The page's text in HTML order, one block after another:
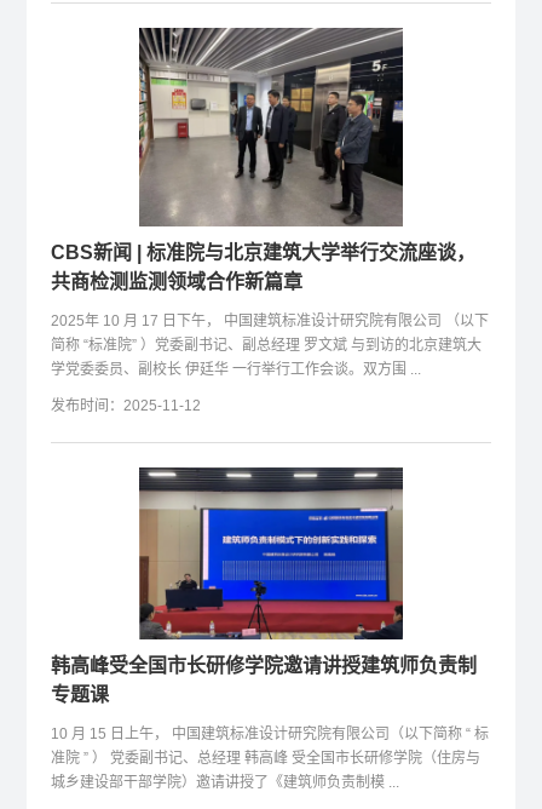
CBS新闻 | 标准院与北京建筑大学举行交流座谈，
共商检测监测领域合作新篇章
2025年 10 月 17 日下午， 中国建筑标准设计研究院有限公司 （以下
简称 “标准院” ）党委副书记、副总经理 罗文斌 与到访的北京建筑大
学党委委员、副校长 伊廷华 一行举行工作会谈。双方围 ...
发布时间：2025-11-12
韩高峰受全国市长研修学院邀请讲授建筑师负责制
专题课
10 月 15 日上午， 中国建筑标准设计研究院有限公司（以下简称 “ 标
准院 ” ） 党委副书记、总经理 韩高峰 受全国市长研修学院（住房与
城乡建设部干部学院）邀请讲授了《建筑师负责制模 ...